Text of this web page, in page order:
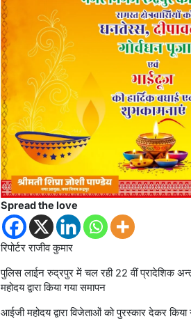
Spread the love
रिपोर्टर राजीव कुमार
पुलिस लाईन रुद्रपुर में चल रही 22 वीं प्रादेशिक
महोदय द्वारा किया गया समापन
आईजी महोदय द्वारा विजेताओं को पुरस्कार देकर किया